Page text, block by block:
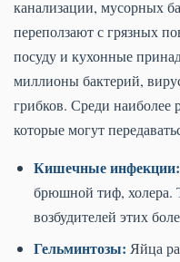
канализации, мусорных
переползают с грязных
посуду и кухонные
миллионы бактерий,
грибков. Среди наиболее
которые могут
Кишечные инфекции:
брюшной тиф, холера.
возбудителей этих
Гельминтозы: Яйца